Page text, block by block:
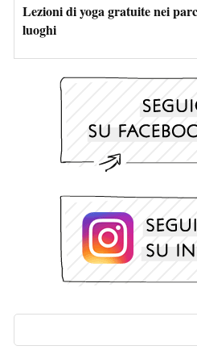
Lezioni di yoga gratuite nei
luoghi